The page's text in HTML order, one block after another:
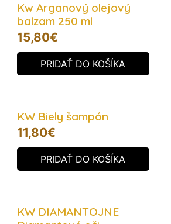
Kw Arganový olejový
balzam 250 ml
15,80€
PRIDAŤ DO KOŠÍKA
KW Biely šampón
11,80€
PRIDAŤ DO KOŠÍKA
KW DIAMANTOJNE